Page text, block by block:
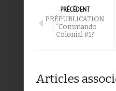
PRÉCÉDENT
PRÉPUBLICATION
: “Commando
Colonial #1?
Articles